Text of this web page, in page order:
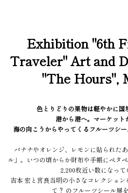
Exhibition "6th
Traveler" Art and
"The Hours",
色とりどりの果物は軽やかに国
港から港へ。マーケット
海の向こうからやってくるフルーツシ
バナナやオレンジ、レモンに貼られた
ル」。いつの頃からか財布や手帳にペタ
2,200枚近い数になって
吉本 宏と宮良当明の小さなコレクショ
て？ のフルーツシール展